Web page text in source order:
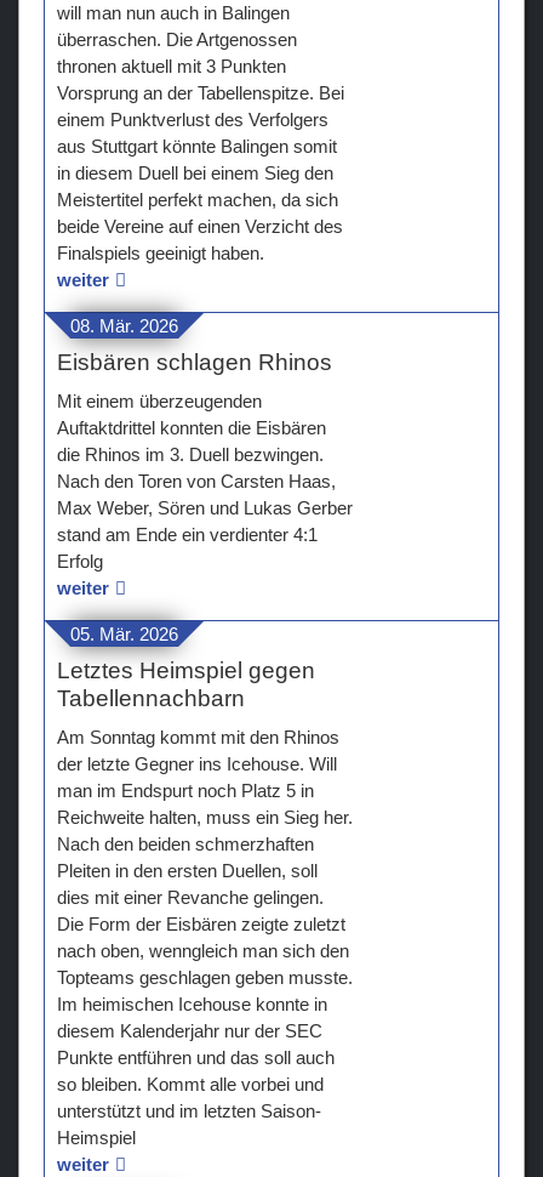
will man nun auch in Balingen
überraschen. Die Artgenossen
thronen aktuell mit 3 Punkten
Vorsprung an der Tabellenspitze. Bei
einem Punktverlust des Verfolgers
aus Stuttgart könnte Balingen somit
in diesem Duell bei einem Sieg den
Meistertitel perfekt machen, da sich
beide Vereine auf einen Verzicht des
Finalspiels geeinigt haben.
weiter
08. Mär. 2026
Eisbären schlagen Rhinos
Mit einem überzeugenden
Auftaktdrittel konnten die Eisbären
die Rhinos im 3. Duell bezwingen.
Nach den Toren von Carsten Haas,
Max Weber, Sören und Lukas Gerber
stand am Ende ein verdienter 4:1
Erfolg
weiter
05. Mär. 2026
Letztes Heimspiel gegen
Tabellennachbarn
Am Sonntag kommt mit den Rhinos
der letzte Gegner ins Icehouse. Will
man im Endspurt noch Platz 5 in
Reichweite halten, muss ein Sieg her.
Nach den beiden schmerzhaften
Pleiten in den ersten Duellen, soll
dies mit einer Revanche gelingen.
Die Form der Eisbären zeigte zuletzt
nach oben, wenngleich man sich den
Topteams geschlagen geben musste.
Im heimischen Icehouse konnte in
diesem Kalenderjahr nur der SEC
Punkte entführen und das soll auch
so bleiben. Kommt alle vorbei und
unterstützt und im letzten Saison-
Heimspiel
weiter